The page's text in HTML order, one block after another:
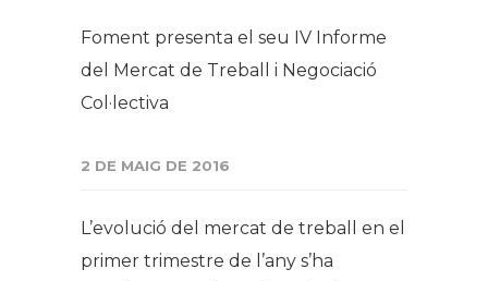
​Foment presenta el seu IV Informe
del Mercat de Treball i Negociació
Col·lectiva
2 DE MAIG DE 2016
L’evolució del mercat de treball en el
primer trimestre de l’any s’ha